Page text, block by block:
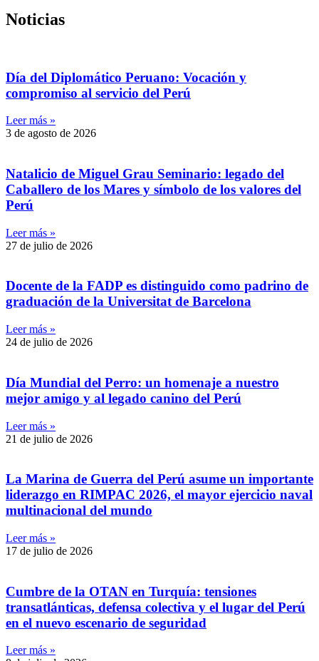
Noticias
Día del Diplomático Peruano: Vocación y
compromiso al servicio del Perú
Leer más »
3 de agosto de 2026
Natalicio de Miguel Grau Seminario: legado del
Caballero de los Mares y símbolo de los valores del
Perú
Leer más »
27 de julio de 2026
Docente de la FADP es distinguido como padrino de
graduación de la Universitat de Barcelona
Leer más »
24 de julio de 2026
Día Mundial del Perro: un homenaje a nuestro
mejor amigo y al legado canino del Perú
Leer más »
21 de julio de 2026
La Marina de Guerra del Perú asume un importante
liderazgo en RIMPAC 2026, el mayor ejercicio naval
multinacional del mundo
Leer más »
17 de julio de 2026
Cumbre de la OTAN en Turquía: tensiones
transatlánticas, defensa colectiva y el lugar del Perú
en el nuevo escenario de seguridad
Leer más »